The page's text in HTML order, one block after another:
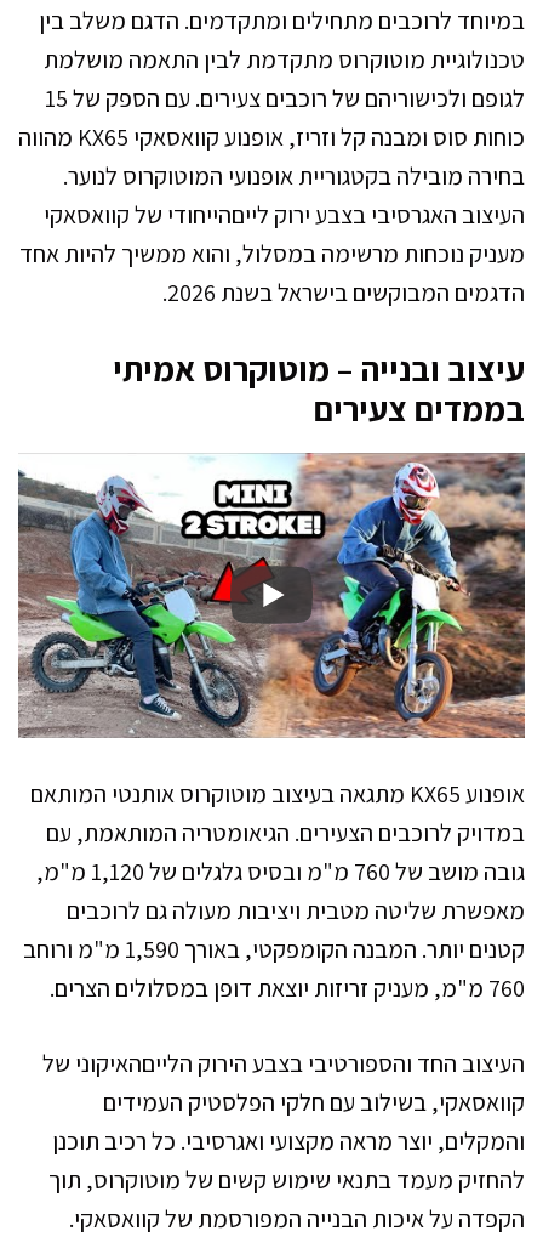
במיוחד לרוכבים מתחילים ומתקדמים. הדגם משלב בין
טכנולוגיית מוטוקרוס מתקדמת לבין התאמה מושלמת
לגופם ולכישוריהם של רוכבים צעירים. עם הספק של 15
כוחות סוס ומבנה קל וזריז, אופנוע קוואסאקי KX65 מהווה
בחירה מובילה בקטגוריית אופנועי המוטוקרוס לנוער.
העיצוב האגרסיבי בצבע ירוק לייםהייחודי של קוואסאקי
מעניק נוכחות מרשימה במסלול, והוא ממשיך להיות אחד
הדגמים המבוקשים בישראל בשנת 2026.
עיצוב ובנייה – מוטוקרוס אמיתי
בממדים צעירים
אופנוע KX65 מתגאה בעיצוב מוטוקרוס אותנטי המותאם
במדויק לרוכבים הצעירים. הגיאומטריה המותאמת, עם
גובה מושב של 760 מ"מ ובסיס גלגלים של 1,120 מ"מ,
מאפשרת שליטה מטבית ויציבות מעולה גם לרוכבים
קטנים יותר. המבנה הקומפקטי, באורך 1,590 מ"מ ורוחב
760 מ"מ, מעניק זריזות יוצאת דופן במסלולים הצרים.
העיצוב החד והספורטיבי בצבע הירוק הלייםהאיקוני של
קוואסאקי, בשילוב עם חלקי הפלסטיק העמידים
והמקלים, יוצר מראה מקצועי ואגרסיבי. כל רכיב תוכנן
להחזיק מעמד בתנאי שימוש קשים של מוטוקרוס, תוך
הקפדה על איכות הבנייה המפורסמת של קוואסאקי.